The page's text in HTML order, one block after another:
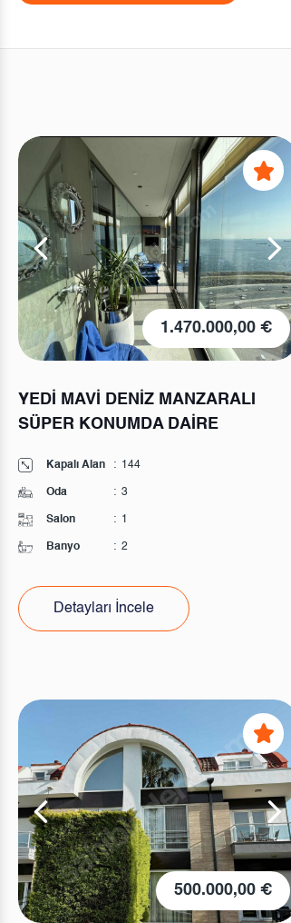
1.470.000,00 €
YEDİ MAVİ DENİZ MANZARALI
SÜPER KONUMDA DAİRE
Kapalı Alan : 144
Oda : 3
Salon : 1
Banyo : 2
Detayları İncele
500.000,00 €